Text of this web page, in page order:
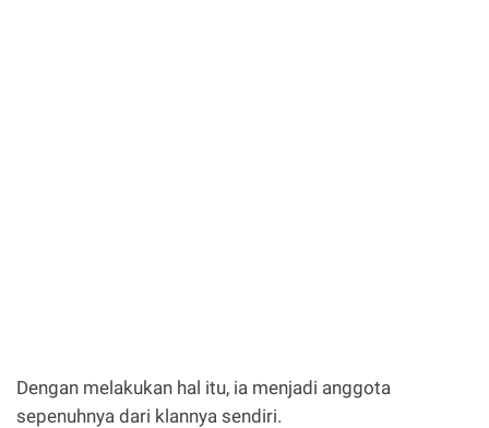
Dengan melakukan hal itu, ia menjadi anggota
sepenuhnya dari klannya sendiri.